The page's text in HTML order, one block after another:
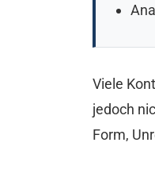
Viele
jedoch
Form,